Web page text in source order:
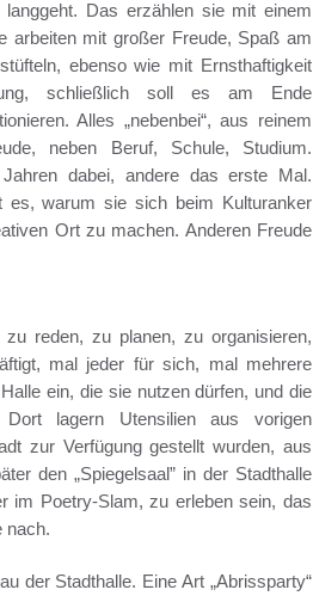
Das erzählen sie mit einem
arbeiten mit großer Freude, Spaß am
ebenso wie mit Ernsthaftigkeit
schließlich soll es am Ende
Alles „nebenbei“, aus reinem
neben Beruf, Schule, Studium.
dabei, andere das erste Mal.
es, warum sie sich beim Kulturanker
Ort zu machen. Anderen Freude
reden, zu planen, zu organisieren,
mal jeder für sich, mal mehrere
ein, die sie nutzen dürfen, und die
Dort lagern Utensilien aus vorigen
zur Verfügung gestellt wurden, aus
den „Spiegelsaal” in der Stadthalle
im Poetry-Slam, zu erleben sein, das
nach.
der Stadthalle. Eine Art „Abrissparty“